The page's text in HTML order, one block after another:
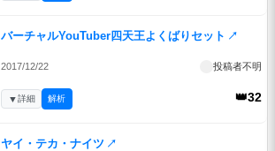
バーチャルYouTuber四天王よくばりセット ↗
2017/12/22 投稿者不明
👑32
▼詳細 解析
ヤイ・テカ・ナイツ ↗